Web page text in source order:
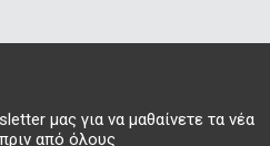
μας για να μαθαίνετε τα νέα
από όλους